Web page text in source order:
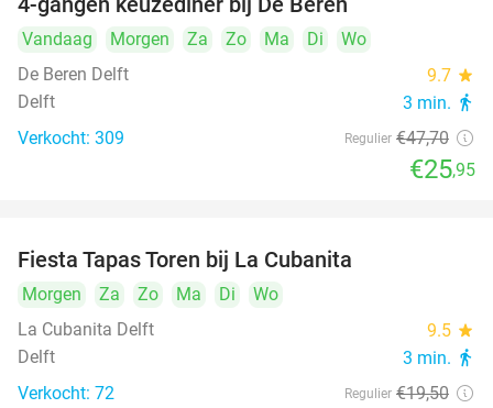
Vandaag Morgen Za Zo Ma Di
Wo
De Beren Delft
9.7 star
Delft 3 min. directions_walk
Verkocht: 309 Regulier €47,70
€25,95
Fiesta Tapas Toren bij La Cubanita
Morgen Za Zo Ma Di
Wo
La Cubanita Delft
9.5 star
Delft 3 min. directions_walk
Verkocht: 72 Regulier €19,50